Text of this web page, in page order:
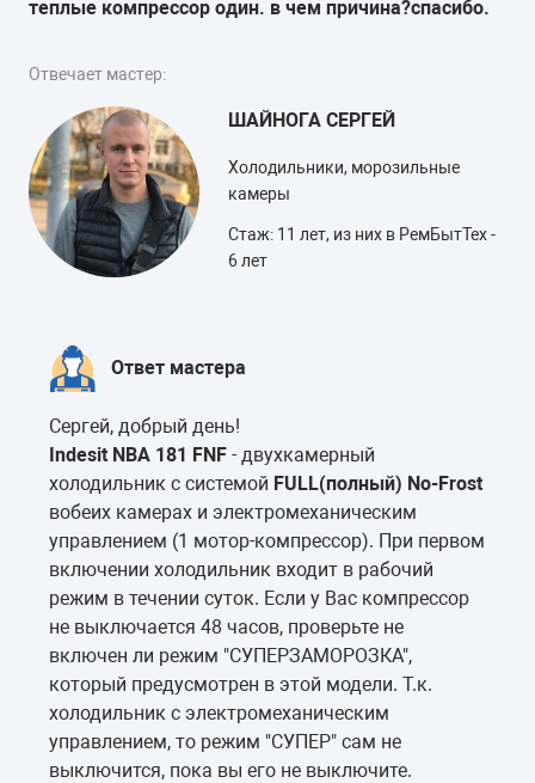
теплые компрессор один. в чем причина?спасибо.
Отвечает мастер:
ШАЙНОГА СЕРГЕЙ
Холодильники, морозильные
камеры
Стаж: 11 лет, из них в РемБытТех -
6 лет
Ответ мастера
Сергей, добрый день!
Indesit NBA 181 FNF - двухкамерный
холодильник с системой FULL(полный) No-Frost
вобеих камерах и электромеханическим
управлением (1 мотор-компрессор). При первом
включении холодильник входит в рабочий
режим в течении суток. Если у Вас компрессор
не выключается 48 часов, проверьте не
включен ли режим "СУПЕРЗАМОРОЗКА",
который предусмотрен в этой модели. Т.к.
холодильник с электромеханическим
управлением, то режим "СУПЕР" сам не
выключится, пока вы его не выключите.